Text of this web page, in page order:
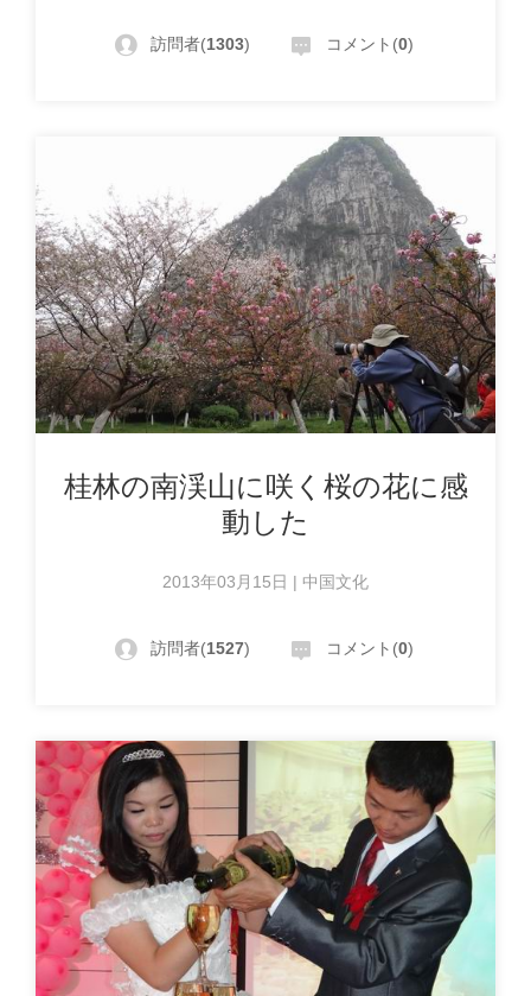
訪問者(1303) コメント(0)
桂林の南渓山に咲く桜の花に感
動した
2013年03月15日 | 中国文化
訪問者(1527) コメント(0)